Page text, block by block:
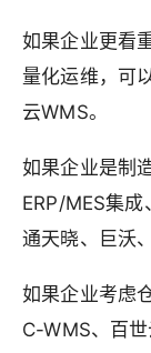
如果企业更看
量化运维，可
云WMS。
如果企业是制
ERP/MES集
通天晓、巨沃
如果企业考虑
C-WMS、百